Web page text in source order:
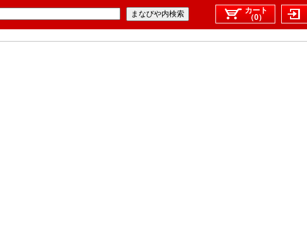
カート
（0）